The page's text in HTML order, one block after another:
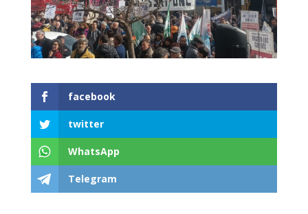
facebook
twitter
WhatsApp
Telegram